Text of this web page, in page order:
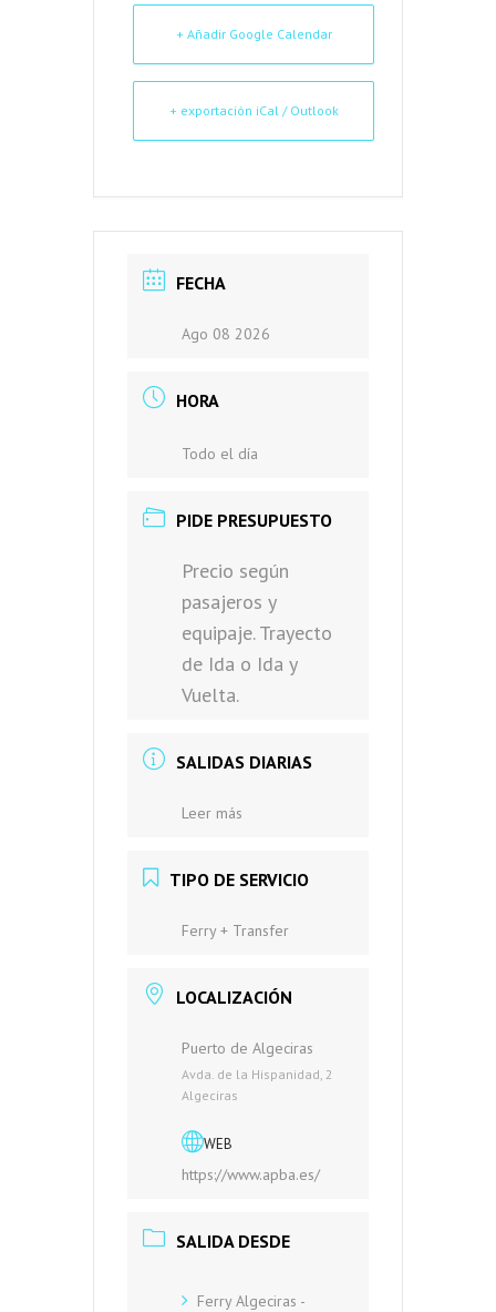
+ Añadir Google Calendar
+ exportación iCal / Outlook
FECHA
Ago 08 2026
HORA
Todo el día
PIDE PRESUPUESTO
Precio según
pasajeros y
equipaje. Trayecto
de Ida o Ida y
Vuelta.
SALIDAS DIARIAS
Leer más
TIPO DE SERVICIO
Ferry + Transfer
LOCALIZACIÓN
Puerto de Algeciras
Avda. de la Hispanidad, 2
Algeciras
WEB
https://www.apba.es/
SALIDA DESDE
Ferry Algeciras -